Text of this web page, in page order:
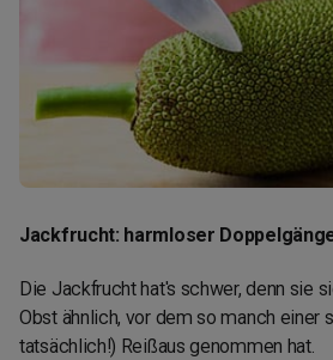
Jackfrucht: harmloser
Die Jackfrucht hat's schwer, denn sie
Obst ähnlich, vor dem so manch einer
tatsächlich!) Reißaus genommen hat.